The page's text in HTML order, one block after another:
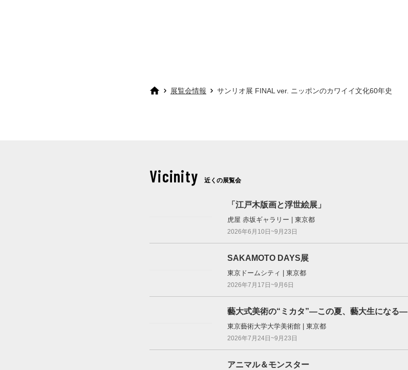
展覧会情報 サンリオ展 FINAL ver. ニッポンのカワイイ文化60年史
Vicinity 近くの展覧会
「江戸木版画と浮世絵展」
虎屋 赤坂ギャラリー | 東京都
2026年6月10日~9月23日
SAKAMOTO DAYS展
東京ドームシティ | 東京都
2026年7月17日~9月6日
藝大式美術の“ミカタ”―この夏、藝大生になる―
東京藝術大学大学美術館 | 東京都
2026年7月24日~9月23日
アニマル＆モンスター